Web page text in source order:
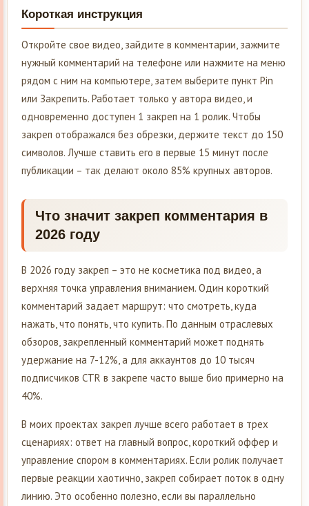
Короткая инструкция
Откройте свое видео, зайдите в комментарии, зажмите
нужный комментарий на телефоне или нажмите на меню
рядом с ним на компьютере, затем выберите пункт Pin
или Закрепить. Работает только у автора видео, и
одновременно доступен 1 закреп на 1 ролик. Чтобы
закреп отображался без обрезки, держите текст до 150
символов. Лучше ставить его в первые 15 минут после
публикации – так делают около 85% крупных авторов.
Что значит закреп комментария в
2026 году
В 2026 году закреп – это не косметика под видео, а
верхняя точка управления вниманием. Один короткий
комментарий задает маршрут: что смотреть, куда
нажать, что понять, что купить. По данным отраслевых
обзоров, закрепленный комментарий может поднять
удержание на 7-12%, а для аккаунтов до 10 тысяч
подписчиков CTR в закрепе часто выше био примерно на
40%.
В моих проектах закреп лучше всего работает в трех
сценариях: ответ на главный вопрос, короткий оффер и
управление спором в комментариях. Если ролик получает
первые реакции хаотично, закреп собирает поток в одну
линию. Это особенно полезно, если вы параллельно